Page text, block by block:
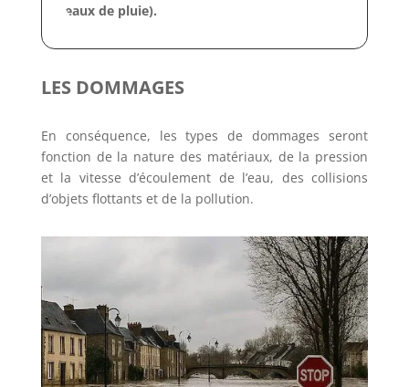
eaux de pluie).
LES DOMMAGES
En conséquence, les types de dommages seront
fonction de la nature des matériaux, de la pression
et la vitesse d’écoulement de l’eau, des collisions
d’objets flottants et de la pollution.